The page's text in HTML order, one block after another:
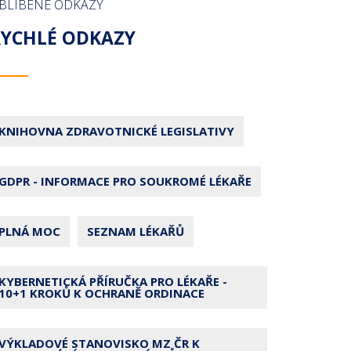
ODKAZY
ODKAZY
ZDRAVOTNICKÉ LEGISLATIVY
- INFORMACE PRO SOUKROMÉ LÉKAŘE
MOC SEZNAM LÉKAŘŮ
PŘÍRUČKA PRO LÉKAŘE -
KROKŮ K OCHRANĚ ORDINACE
STANOVISKO MZ ČR K